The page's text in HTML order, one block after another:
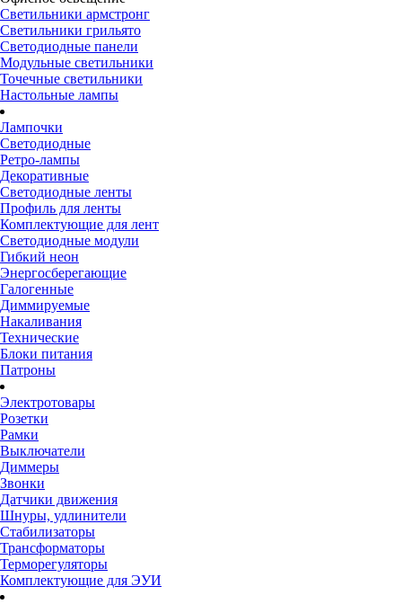
Светильники армстронг
Светильники грильято
Светодиодные панели
Модульные светильники
Точечные светильники
Настольные лампы
Лампочки
Светодиодные
Ретро-лампы
Декоративные
Светодиодные ленты
Профиль для ленты
Комплектующие для лент
Светодиодные модули
Гибкий неон
Энергосберегающие
Галогенные
Диммируемые
Накаливания
Технические
Блоки питания
Патроны
Электротовары
Розетки
Рамки
Выключатели
Диммеры
Звонки
Датчики движения
Шнуры, удлинители
Стабилизаторы
Трансформаторы
Терморегуляторы
Комплектующие для ЭУИ